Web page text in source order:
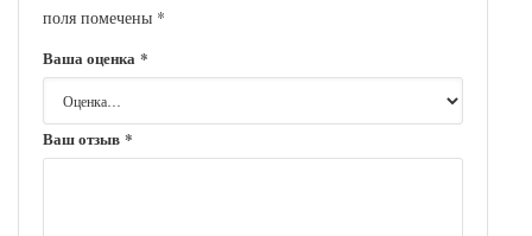
поля помечены *
Ваша оценка *
Ваш отзыв *